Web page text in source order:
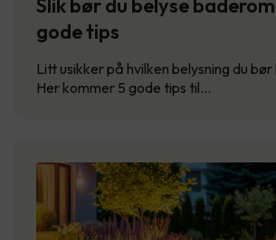
Slik bør du belyse
gode tips
Litt usikker på hvilken belysning du
Her kommer 5 gode tips til…